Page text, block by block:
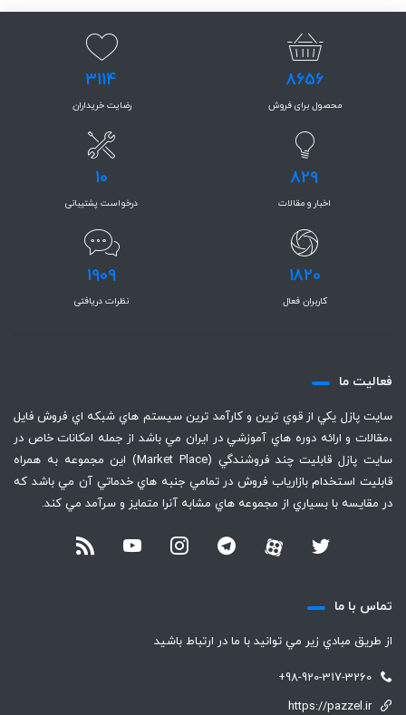
8656
محصول برای فروش
3114
رضایت خریداران
829
اخبار و مقالات
10
درخواست پشتیبانی
1820
کاربران فعال
1909
نظرات دریافتی
فعاليت ما
سايت پازل يكي از قوي ترين و كارآمد ترين سيستم هاي شبكه اي فروش فايل
،‌مقالات و ارائه دوره هاي آموزشي در ايران مي باشد از جمله امكانات خاص در
سايت پازل قابليت چند فروشندگي (Market Place) اين مجموعه به همراه
قابليت استخدام بازارياب فروش در تمامي جنبه هاي خدماتي آن مي باشد كه
در مقايسه با بسياري از مجموعه هاي مشابه آنرا متمايز و سرآمد مي كند.
تماس با ما
از طريق مبادي زير مي توانيد با ما در ارتباط باشيد
+98-920-317-3260
https://pazzel.ir